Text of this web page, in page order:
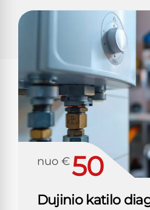
nuo € 50
Dujinio katilo